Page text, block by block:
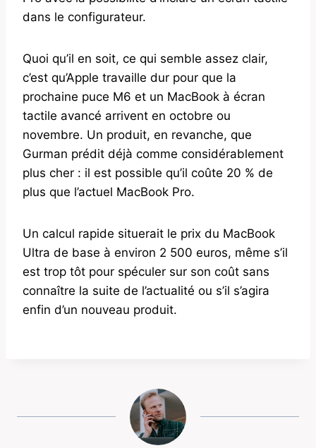
dans le configurateur.
Quoi qu’il en soit, ce qui semble assez clair,
c’est qu’Apple travaille dur pour que la
prochaine puce M6 et un MacBook à écran
tactile avancé arrivent en octobre ou
novembre. Un produit, en revanche, que
Gurman prédit déjà comme considérablement
plus cher : il est possible qu’il coûte 20 % de
plus que l’actuel MacBook Pro.
Un calcul rapide situerait le prix du MacBook
Ultra de base à environ 2 500 euros, même s’il
est trop tôt pour spéculer sur son coût sans
connaître la suite de l’actualité ou s’il s’agira
enfin d’un nouveau produit.